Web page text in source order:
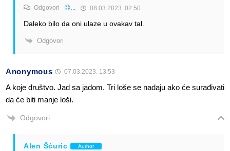
Odgovori 😉... 08.03.2023. 02:50
Daleko bilo da oni ulaze u ovakav tal.
Odgovori
Anonymous 07.03.2023. 13:53
A koje društvo. Jad sa jadom. Tri loše se nadaju ako će surađivati
da će biti manje loši.
Odgovori
Alen Šćuric Author